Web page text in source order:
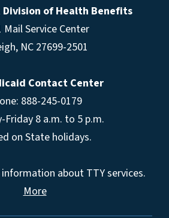
Division of Health Benefits
Mail Service Center
, NC 27699-2501
Contact Center
888-245-0179
Friday 8 a.m. to 5 p.m.
on State holidays.
about TTY services.
More